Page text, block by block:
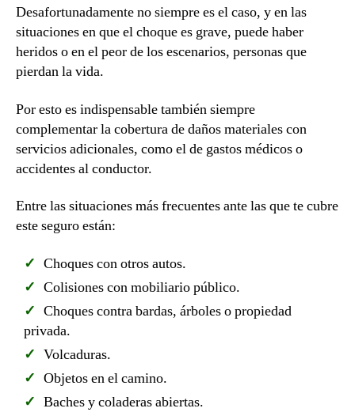
Desafortunadamente no siempre es el caso, y en las
situaciones en que el choque es grave, puede haber
heridos o en el peor de los escenarios, personas que
pierdan la vida.
Por esto es indispensable también siempre
complementar la cobertura de daños materiales con
servicios adicionales, como el de gastos médicos o
accidentes al conductor.
Entre las situaciones más frecuentes ante las que te cubre
este seguro están:
Choques con otros autos.
Colisiones con mobiliario público.
Choques contra bardas, árboles o propiedad
privada.
Volcaduras.
Objetos en el camino.
Baches y coladeras abiertas.